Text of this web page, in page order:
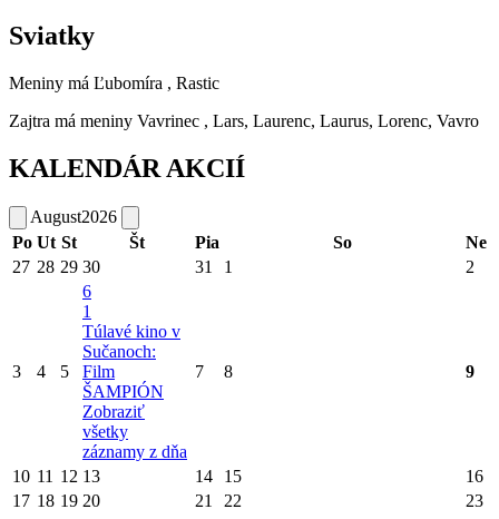
Sviatky
Meniny má Ľubomíra , Rastic
Zajtra má meniny Vavrinec , Lars, Laurenc, Laurus, Lorenc, Vavro
KALENDÁR AKCIÍ
August2026
Po Ut St Št Pia So
Ne
27 28 29 30 31 1 2
3 4 5
6
1
Túlavé kino v
Sučanoch:
Film
ŠAMPIÓN
Zobraziť
všetky
záznamy z dňa
7 8 9
10 11 12 13 14 15
16
17 18 19 20 21 22
23